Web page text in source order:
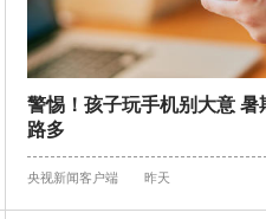
警惕！孩子玩手机别大意 暑
路多
央视新闻客户端 昨天